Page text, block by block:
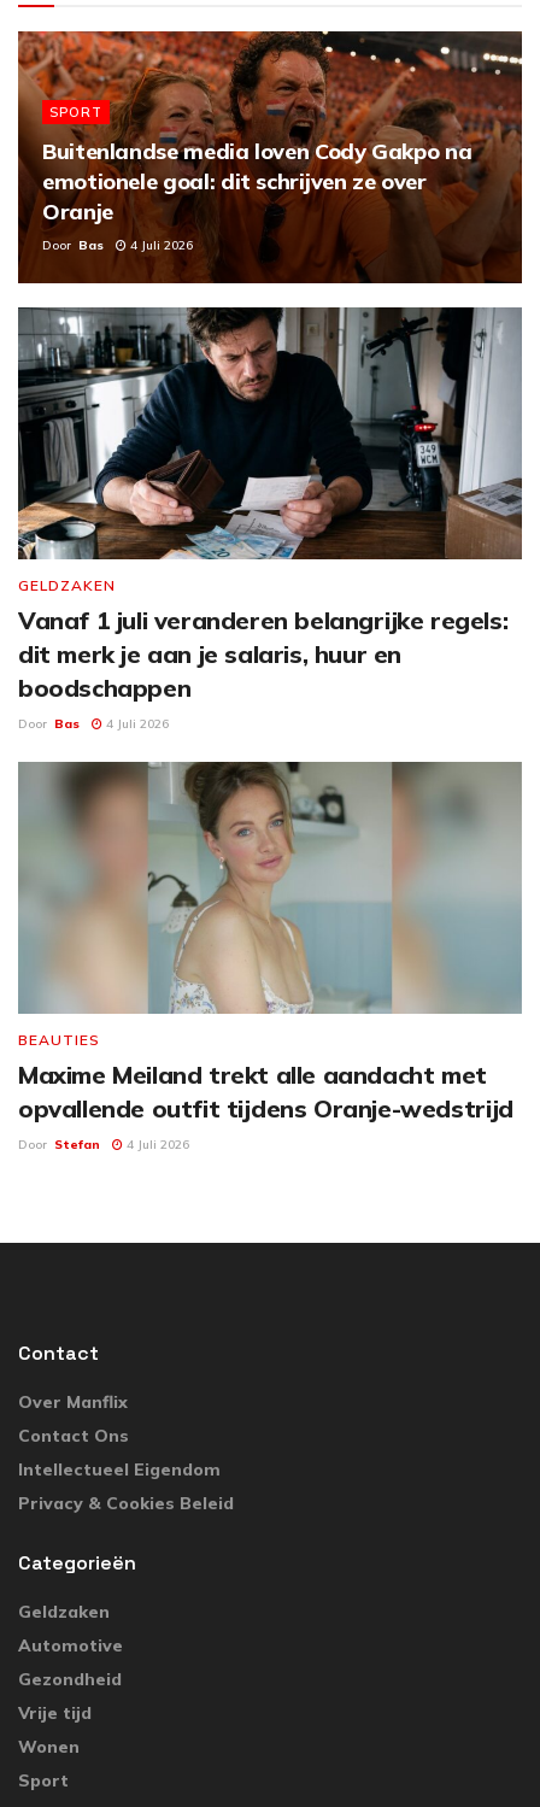
SPORT
Buitenlandse media loven Cody Gakpo na
emotionele goal: dit schrijven ze over
Oranje
Door Bas 4 Juli 2026
GELDZAKEN
Vanaf 1 juli veranderen belangrijke regels:
dit merk je aan je salaris, huur en
boodschappen
Door Bas 4 Juli 2026
BEAUTIES
Maxime Meiland trekt alle aandacht met
opvallende outfit tijdens Oranje-wedstrijd
Door Stefan 4 Juli 2026
Contact
Over Manflix
Contact Ons
Intellectueel Eigendom
Privacy & Cookies Beleid
Categorieën
Geldzaken
Automotive
Gezondheid
Vrije tijd
Wonen
Sport